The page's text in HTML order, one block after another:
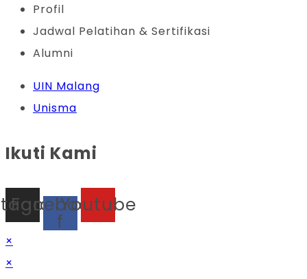
Profil
Jadwal Pelatihan & Sertifikasi
Alumni
UIN Malang
Unisma
Ikuti Kami
Facebook-
f
Youtube
×
×